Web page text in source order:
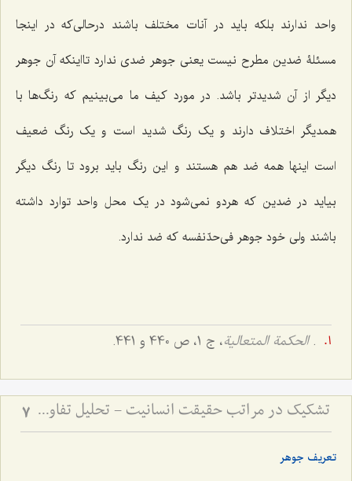
واحد ندارند بلکه باید در آنات مختلف باشند درحالى‌که در اینجا
مسئلۀ ضدین مطرح نیست یعنى جوهر ضدى ندارد تااینکه آن جوهر
دیگر از آن شدیدتر باشد. در مورد کیف ما مى‌بینیم که رنگ‌ها با
همدیگر اختلاف دارند و یک رنگ شدید است و یک رنگ ضعیف
است اینها همه ضد هم هستند و این رنگ باید برود تا رنگ دیگر
بیاید در ضدین که هردو نمى‌شود در یک محل واحد توارد داشته
باشند ولى خود جوهر فى‌حدّنفسه که ضد ندارد.
.الحکمة المتعالية، ج 1، ص 440 و 441.
تشکیک در مراتب حقیقت انسانیت - تحلیل تفاوت صور ملکوتی افراد بر اساس شدت و ضعف فصل 7
تعریف جوهر